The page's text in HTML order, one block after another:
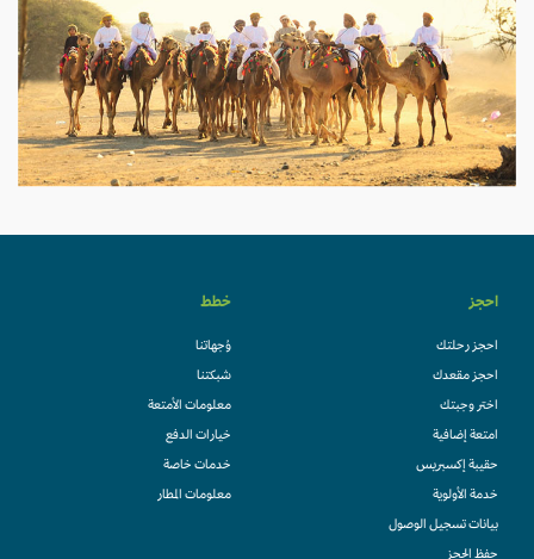
احجز
احجز رحلتك
احجز مقعدك
اختر وجبتك
امتعة إضافية
حقيبة إكسبريس
خدمة الأولوية
بيانات تسجيل الوصول
حفظ الحجز
خطط
وُجهاتنا
شبكتنا
معلومات الأمتعة
خيارات الدفع
خدمات خاصة
معلومات المطار